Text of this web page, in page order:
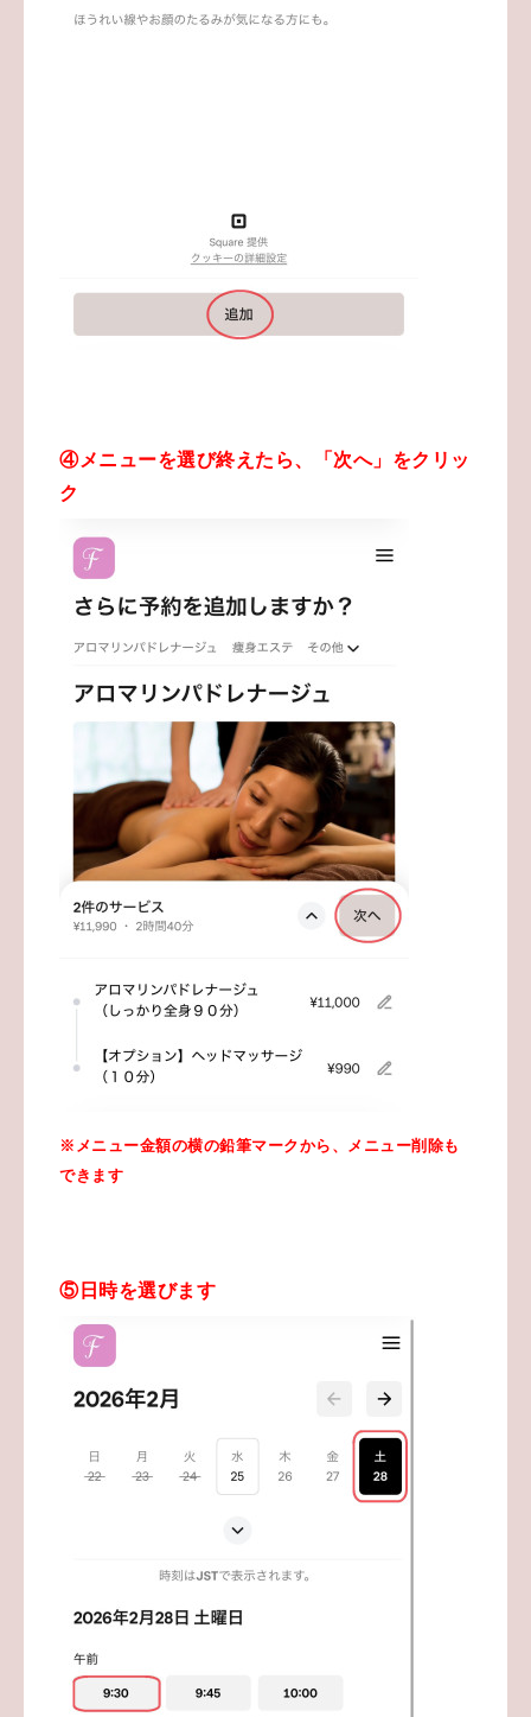
④メニューを選び終えたら、「次へ」をクリッ
ク
※メニュー金額の横の鉛筆マークから、メニュー削除も
できます
⑤日時を選びます